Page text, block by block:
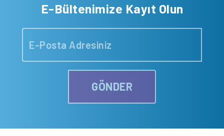
E-Bültenimize Kayıt Olun
GÖNDER